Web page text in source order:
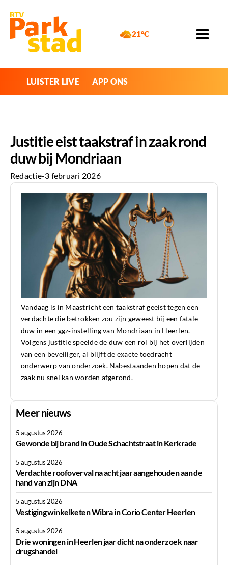
21°C
LUISTER LIVE APP ONS
Justitie eist taakstraf in zaak rond
duw bij Mondriaan
Redactie-3 februari 2026
Vandaag is in Maastricht een taakstraf geëist tegen een
verdachte die betrokken zou zijn geweest bij een fatale
duw in een ggz‑instelling van Mondriaan in Heerlen.
Volgens justitie speelde de duw een rol bij het overlijden
van een beveiliger, al blijft de exacte toedracht
onderwerp van onderzoek. Nabestaanden hopen dat de
zaak nu snel kan worden afgerond.
Meer nieuws
5 augustus 2026
Gewonde bij brand in Oude Schachtstraat in Kerkrade
5 augustus 2026
Verdachte roofoverval na acht jaar aangehouden aan de
hand van zijn DNA
5 augustus 2026
Vestiging winkelketen Wibra in Corio Center Heerlen
5 augustus 2026
Drie woningen in Heerlen jaar dicht na onderzoek naar
drugshandel